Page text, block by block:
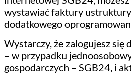
wystawiać faktury
dodatkowego
Wystarczy, że zalogujesz się
– w przypadku
gospodarczych – SGB24, i